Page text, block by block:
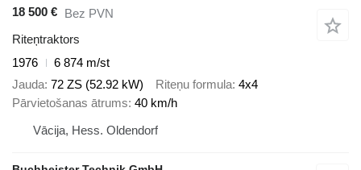
18 500 € Bez PVN
Riteņtraktors
1976
6 874 m/st
Jauda 72 ZS (52.92 kW) Riteņu formula 4x4
Pārvietošanas ātrums 40 km/h
Vācija, Hess. Oldendorf